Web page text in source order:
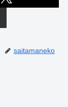
saitamaneko